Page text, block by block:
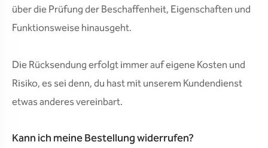
über die Prüfung der Beschaffenheit, Eigenschaften und
Funktionsweise hinausgeht.
Die Rücksendung erfolgt immer auf eigene Kosten und
Risiko, es sei denn, du hast mit unserem Kundendienst
etwas anderes vereinbart.
Kann ich meine Bestellung widerrufen?